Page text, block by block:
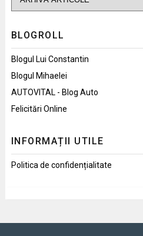
BLOGROLL
Blogul Lui Constantin
Blogul Mihaelei
AUTOVITAL - Blog Auto
Felicitări Online
INFORMAȚII UTILE
Politica de confidențialitate